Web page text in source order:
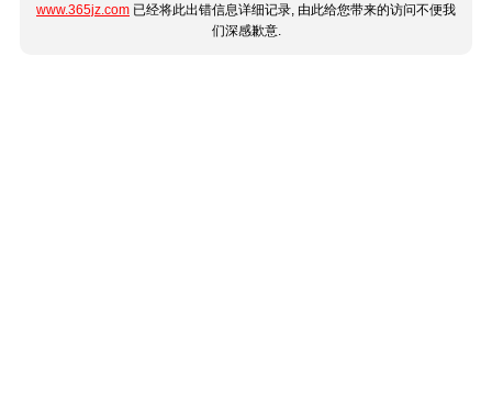
www.365jz.com 已经将此出错信息详细记录, 由此给您带来的访问不便我
们深感歉意.